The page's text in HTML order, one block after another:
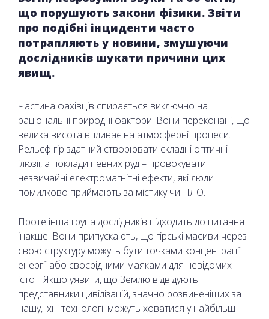
що порушують закони фізики. Звіти
про подібні інциденти часто
потрапляють у новини, змушуючи
дослідників шукати причини цих
явищ.
Частина фахівців спирається виключно на
раціональні природні фактори. Вони переконані, що
велика висота впливає на атмосферні процеси.
Рельєф гір здатний створювати складні оптичні
ілюзії, а поклади певних руд – провокувати
незвичайні електромагнітні ефекти, які люди
помилково приймають за містику чи НЛО.
Проте інша група дослідників підходить до питання
інакше. Вони припускають, що гірські масиви через
свою структуру можуть бути точками концентрації
енергії або своєрідними маяками для невідомих
істот. Якщо уявити, що Землю відвідують
представники цивілізацій, значно розвиненіших за
нашу, їхні технології можуть ховатися у найбільш